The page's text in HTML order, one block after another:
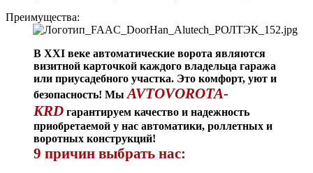
Преимущества:
В XXI веке автоматические ворота являются
визитной карточкой каждого владельца гаража
или приусадебного участка. Это комфорт, уют и
безопасность! Мы AVTOVOROTA-
KRD гарантируем качество и надежность
приобретаемой у нас автоматики, роллетных и
воротных конструкций!
9 причин выбрать нас: